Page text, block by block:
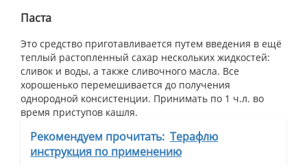
Паста
Это средство приготавливается путем введения в ещё
теплый растопленный сахар нескольких жидкостей:
сливок и воды, а также сливочного масла. Все
хорошенько перемешивается до получения
однородной консистенции. Принимать по 1 ч.л. во
время приступов кашля.
Рекомендуем прочитать: Терафлю
инструкция по применению